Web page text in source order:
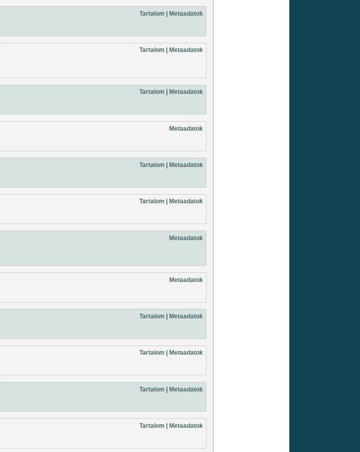
Tartalom Metaadatok
Tartalom Metaadatok
Tartalom Metaadatok
Metaadatok
Tartalom Metaadatok
Tartalom Metaadatok
Metaadatok
Metaadatok
Tartalom Metaadatok
Tartalom Metaadatok
Tartalom | Metaadatok
Tartalom | Metaadatok